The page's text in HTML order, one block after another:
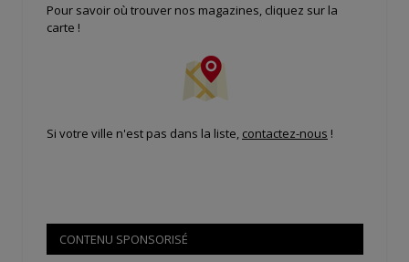
Pour savoir où trouver nos magazines, cliquez sur la
carte !
Si votre ville n'est pas dans la liste, contactez-nous !
CONTENU SPONSORISÉ